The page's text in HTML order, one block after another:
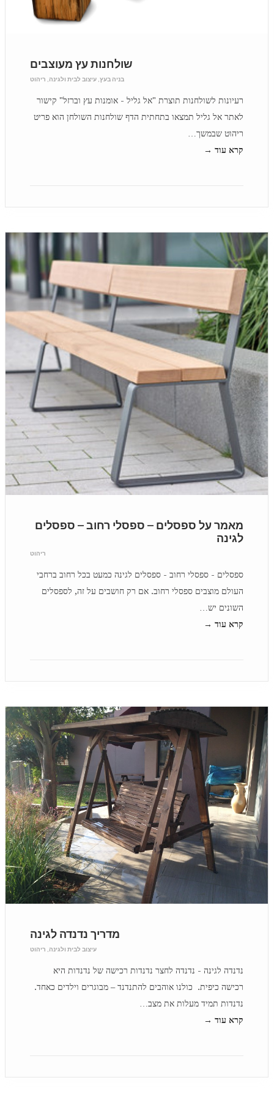
שולחנות עץ מעוצבים
בניה בעץ, עיצוב לבית ולגינה, ריהוט
רעיונות לשולחנות תוצרת "אל גליל - אומנות עץ וברזל" קישור
לאתר אל גליל תמצאו בתחתית הדף שולחנות השולחן הוא פריט
ריהוט שבמשך…
קרא עוד →
מאמר על ספסלים – ספסלי רחוב – ספסלים
לגינה
ריהוט
ספסלים - ספסלי רחוב - ספסלים לגינה כמעט בכל רחוב ברחבי
העולם מוצבים ספסלי רחוב. אם רק חושבים על זה, לספסלים
השונים יש…
קרא עוד →
מדריך נדנדה לגינה
עיצוב לבית ולגינה, ריהוט
נדנדה לגינה - נדנדה לחצר נדנדות רכישה של נדנדות היא
רכישה כיפית. כולנו אוהבים להתנדנד – מבוגרים וילדים כאחד.
נדנדות תמיד מעלות את מצב…
קרא עוד →